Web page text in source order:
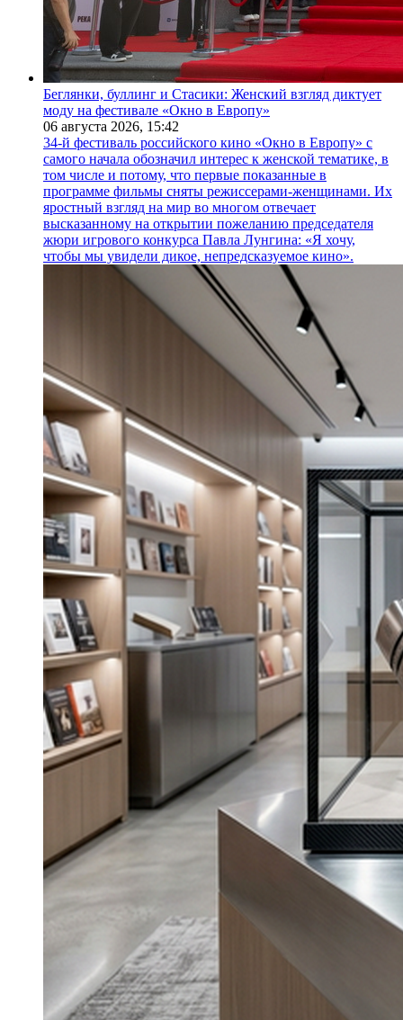
Беглянки, буллинг и Стасики: Женский взгляд диктует
моду на фестивале «Окно в Европу»
06 августа 2026, 15:42
34-й фестиваль российского кино «Окно в Европу» с
самого начала обозначил интерес к женской тематике, в
том числе и потому, что первые показанные в
программе фильмы сняты режиссерами-женщинами. Их
яростный взгляд на мир во многом отвечает
высказанному на открытии пожеланию председателя
жюри игрового конкурса Павла Лунгина: «Я хочу,
чтобы мы увидели дикое, непредсказуемое кино».